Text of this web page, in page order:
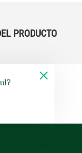
PRODUCTO